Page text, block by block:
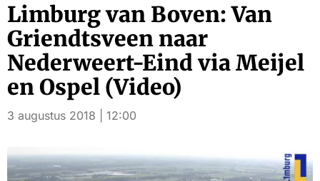
Limburg van Boven: Van
Griendtsveen naar
Nederweert-Eind via Meijel
en Ospel (Video)
3 augustus 2018 | 12:00